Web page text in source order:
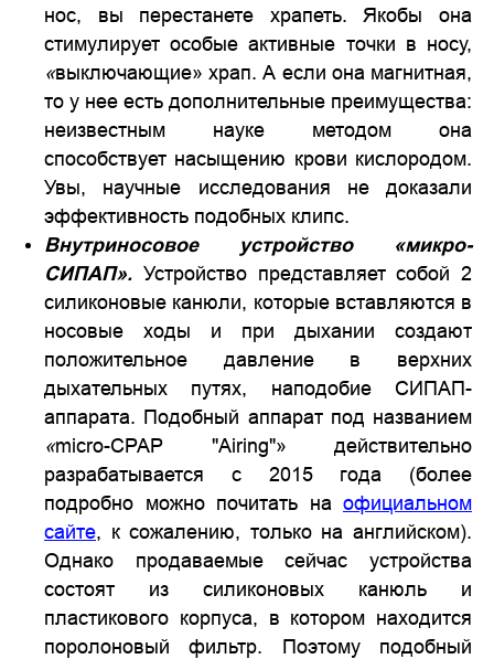
нос, вы перестанете храпеть. Якобы она
стимулирует особые активные точки в носу,
«выключающие» храп. А если она магнитная,
то у нее есть дополнительные преимущества:
неизвестным науке методом она
способствует насыщению крови кислородом.
Увы, научные исследования не доказали
эффективность подобных клипс.
Внутриносовое устройство «микро-
СИПАП». Устройство представляет собой 2
силиконовые канюли, которые вставляются в
носовые ходы и при дыхании создают
положительное давление в верхних
дыхательных путях, наподобие СИПАП-
аппарата. Подобный аппарат под названием
«micro-CPAP "Airing"» действительно
разрабатывается с 2015 года (более
подробно можно почитать на официальном
сайте, к сожалению, только на английском).
Однако продаваемые сейчас устройства
состоят из силиконовых канюль и
пластикового корпуса, в котором находится
поролоновый фильтр. Поэтому подобный